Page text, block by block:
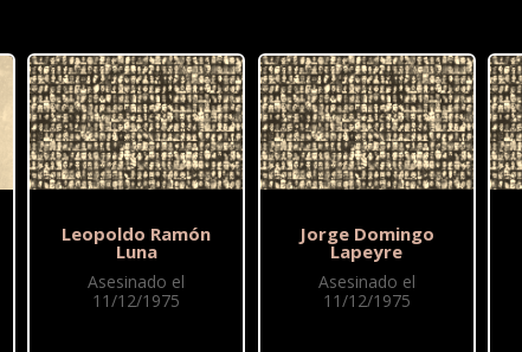
Leopoldo Ramón
Luna
Asesinado el
11/12/1975
Jorge Domingo
Lapeyre
Asesinado el
11/12/1975